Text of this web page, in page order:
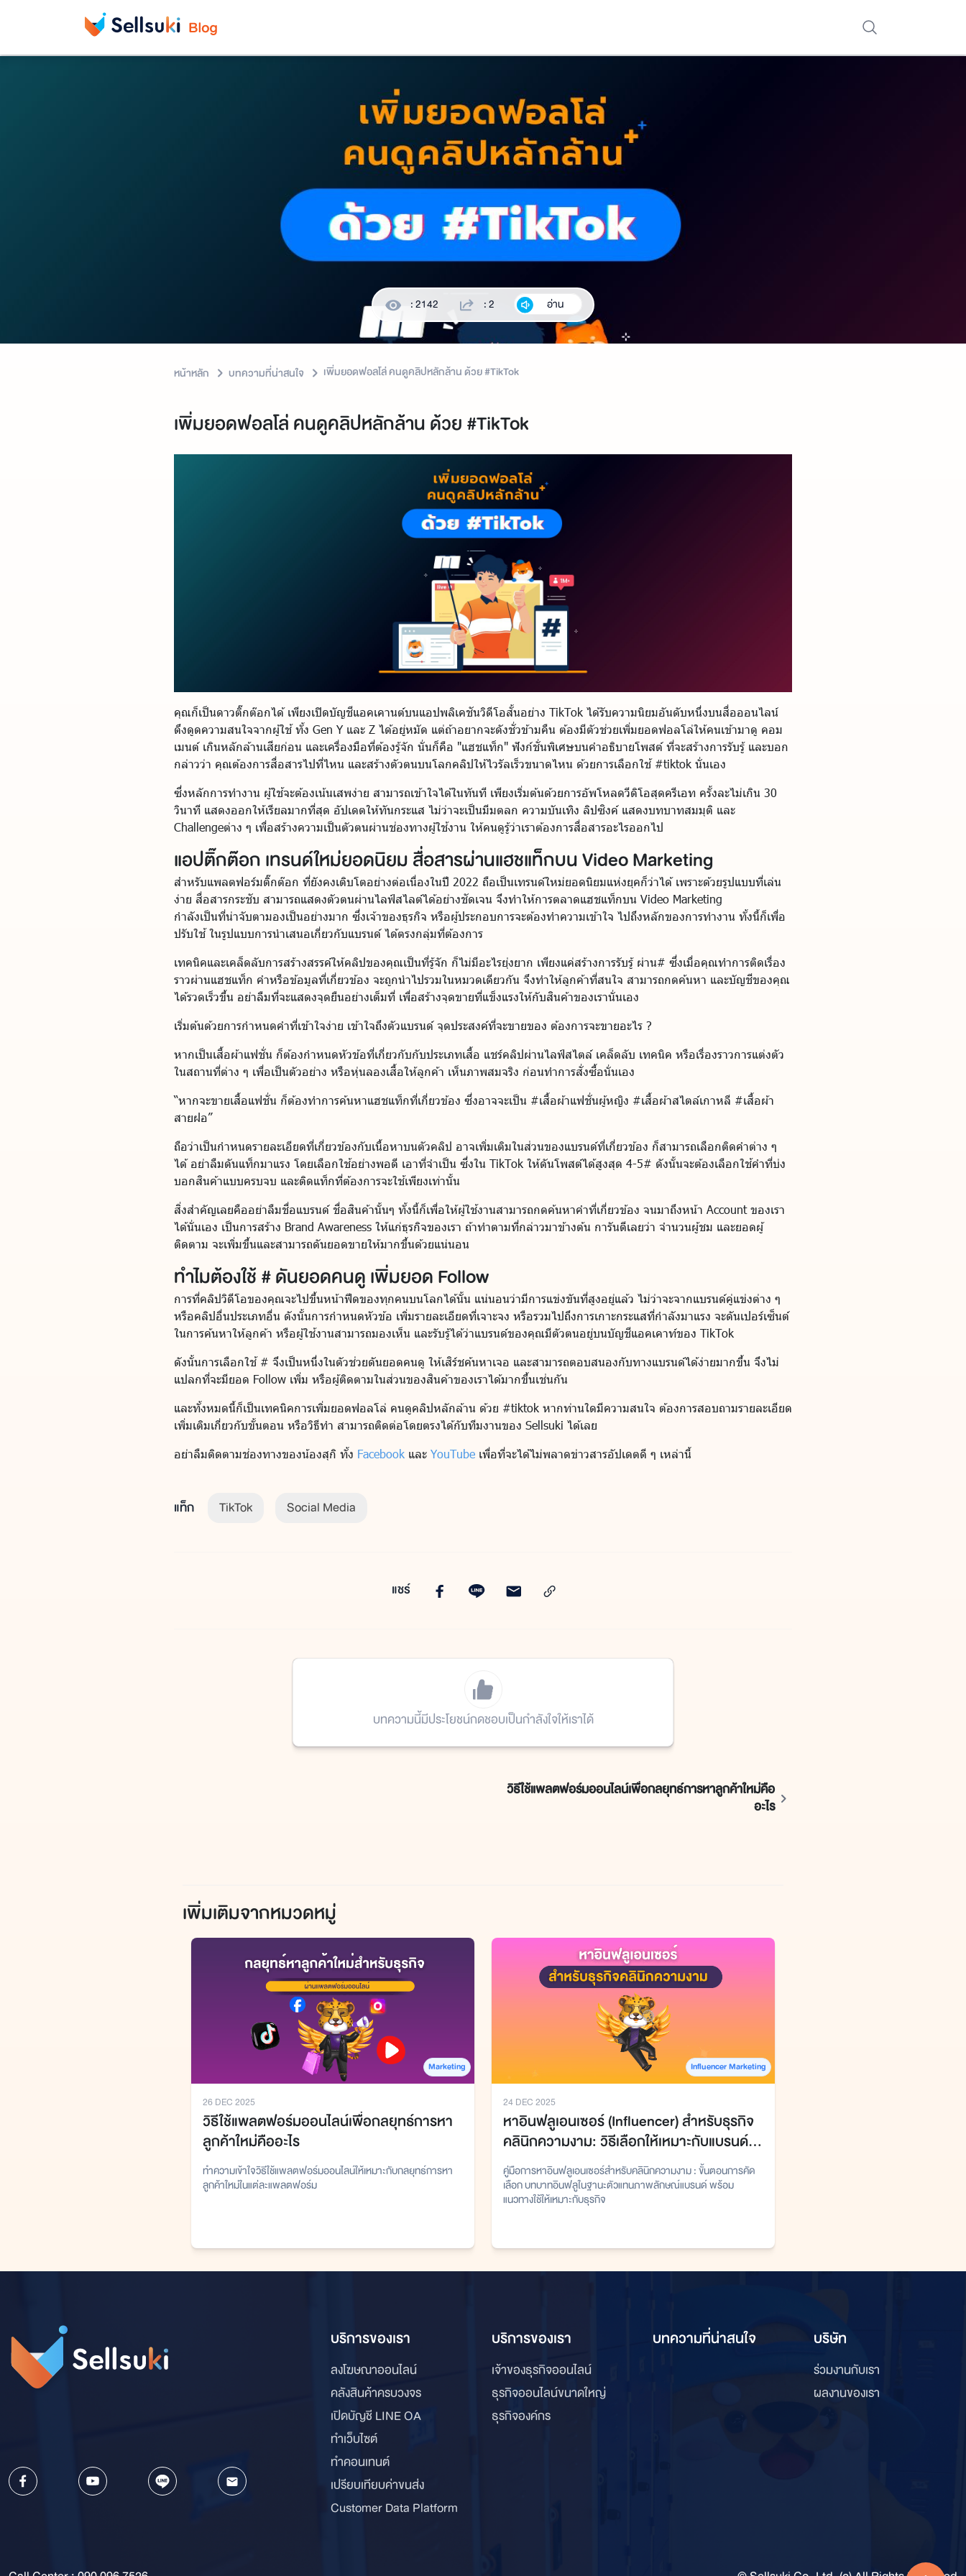
: 2142 : 2 อ่าน
หน้าหลัก บทความที่น่าสนใจ เพิ่มยอดฟอลโล่ คนดูคลิปหลักล้าน ด้วย #TikTok
เพิ่มยอดฟอลโล่ คนดูคลิปหลักล้าน ด้วย #TikTok
คุณก็เป็นดาวติ๊กต๊อกได้ เพียงเปิดบัญชีแอคเคานต์บนแอปพลิเคชันวิดีโอสั้นอย่าง TikTok ได้รับความนิยมอันดับหนึ่งบนสื่อออนไลน์
ดึงดูดความสนใจจากผู้ใช้ ทั้ง Gen Y และ Z ได้อยู่หมัด แต่ถ้าอยากจะดังชั่วข้ามคืน ต้องมีตัวช่วยเพิ่มยอดฟอลโล่ให้คนเข้ามาดู คอม
เมนต์ เกินหลักล้านเสียก่อน และเครื่องมือที่ต้องรู้จัก นั่นก็คือ "แฮชแท็ก" ฟังก์ชั่นพิเศษบนคำอธิบายโพสต์ ที่จะสร้างการรับรู้ และบอก
กล่าวว่า คุณต้องการสื่อสารไปที่ไหน และสร้างตัวตนบนโลกคลิปให้ไวรัลเร็วขนาดไหน ด้วยการเลือกใช้ #tiktok นั่นเอง
ซึ่งหลักการทำงาน ผู้ใช้จะต้องเน้นเสพง่าย สามารถเข้าใจได้ในทันที เพียงเริ่มต้นด้วยการอัพโหลดวีดิโอสุดครีเอท ครั้งละไม่เกิน 30
วินาที แสดงออกให้เรียลมากที่สุด อัปเดตให้ทันกระแส ไม่ว่าจะเป็นมีมตลก ความบันเทิง ลิปซิงค์ แสดงบทบาทสมมุติ และ
Challengeต่าง ๆ เพื่อสร้างความเป็นตัวตนผ่านช่องทางผู้ใช้งาน ให้คนดูรู้ว่าเราต้องการสื่อสารอะไรออกไป
แอปติ๊กต๊อก เทรนด์ใหม่ยอดนิยม สื่อสารผ่านแฮชแท็กบน Video Marketing
สำหรับแพลตฟอร์มติ๊กต๊อก ที่ยังคงเติบโตอย่างต่อเนื่องในปี 2022 ถือเป็นเทรนด์ใหม่ยอดนิยมแห่งยุคก็ว่าได้ เพราะด้วยรูปแบบที่เล่น
ง่าย สื่อสารกระชับ สามารถแสดงตัวตนผ่านไลฟ์สไลต์ได้อย่างชัดเจน จึงทำให้การตลาดแฮชแท็กบน Video Marketing
กำลังเป็นที่น่าจับตามองเป็นอย่างมาก ซึ่งเจ้าของธุรกิจ หรือผู้ประกอบการจะต้องทำความเข้าใจ ไปถึงหลักของการทำงาน ทั้งนี้ก็เพื่อ
ปรับใช้ ในรูปแบบการนำเสนอเกี่ยวกับแบรนด์ ได้ตรงกลุ่มที่ต้องการ
เทคนิคและเคล็ดลับการสร้างสรรค์ให้คลิปของคุณเป็นที่รู้จัก ก็ไม่มีอะไรยุ่งยาก เพียงแค่สร้างการรับรู้ ผ่าน# ซึ่งเมื่อคุณทำการติดเรื่อง
ราวผ่านแฮชแท็ก คำหรือข้อมูลที่เกี่ยวข้อง จะถูกนำไปรวมในหมวดเดียวกัน จึงทำให้ลูกค้าที่สนใจ สามารถกดค้นหา และบัญชีของคุณ
ได้รวดเร็วขึ้น อย่าลืมที่จะแสดงจุดยืนอย่างเต็มที่ เพื่อสร้างจุดขายที่แข็งแรงให้กับสินค้าของเรานั่นเอง
เริ่มต้นด้วยการกำหนดคำที่เข้าใจง่าย เข้าใจถึงตัวแบรนด์ จุดประสงค์ที่จะขายของ ต้องการจะขายอะไร ?
หากเป็นเสื้อผ้าแฟชั่น ก็ต้องกำหนดหัวข้อที่เกี่ยวกับกับประเภทเสื้อ แชร์คลิปผ่านไลฟ์สไตล์ เคล็ดลับ เทคนิค หรือเรื่องราวการแต่งตัว
ในสถานที่ต่าง ๆ เพื่อเป็นตัวอย่าง หรือหุ่นลองเสื้อให้ลูกค้า เห็นภาพสมจริง ก่อนทำการสั่งซื้อนั่นเอง
“หากจะขายเสื้อแฟชั่น ก็ต้องทำการค้นหาแฮชแท็กที่เกี่ยวข้อง ซึ่งอาจจะเป็น #เสื้อผ้าแฟชั่นผู้หญิง #เสื้อผ้าสไตล์เกาหลี #เสื้อผ้า
สายฝอ”
ถือว่าเป็นกำหนดรายละเอียดที่เกี่ยวข้องกับเนื้อหาบนตัวคลิป อาจเพิ่มเติมในส่วนของแบรนด์ที่เกี่ยวข้อง ก็สามารถเลือกติดคำต่าง ๆ
ได้ อย่าลืมดันแท็กมาแรง โดยเลือกใช้อย่างพอดี เอาที่จำเป็น ซึ่งใน TikTok ให้ดันโพสต์ได้สูงสุด 4-5# ดังนั้นจะต้องเลือกใช้คำที่บ่ง
บอกสินค้าแบบครบจบ และติดแท็กที่ต้องการจะใช้เพียงเท่านั้น
สิ่งสำคัญเลยคืออย่าลืมชื่อแบรนด์ ชื่อสินค้านั้นๆ ทั้งนี้ก็เพื่อให้ผู้ใช้งานสามารถกดค้นหาคำที่เกี่ยวข้อง จนมาถึงหน้า Account ของเรา
ได้นั่นเอง เป็นการสร้าง Brand Awareness ให้แก่ธุรกิจของเรา ถ้าทำตามที่กล่าวมาข้างต้น การันตีเลยว่า จำนวนผู้ชม และยอดผู้
ติดตาม จะเพิ่มขึ้นและสามารถดันยอดขายให้มากขึ้นด้วยแน่นอน
ทำไมต้องใช้ # ดันยอดคนดู เพิ่มยอด Follow
การที่คลิปวิดีโอของคุณจะไปขึ้นหน้าฟีดของทุกคนบนโลกได้นั้น แน่นอนว่ามีการแข่งขันที่สูงอยู่แล้ว ไม่ว่าจะจากแบรนด์คู่แข่งต่าง ๆ
หรือคลิปอื่นประเภทอื่น ดังนั้นการกำหนดหัวข้อ เพิ่มรายละเอียดที่เจาะจง หรือรวมไปถึงการเกาะกระแสที่กำลังมาแรง จะดันเปอร์เซ็นต์
ในการค้นหาให้ลูกค้า หรือผู้ใช้งานสามารถมองเห็น และรับรู้ได้ว่าแบรนด์ของคุณมีตัวตนอยู่บนบัญชีแอคเคาท์ของ TikTok
ดังนั้นการเลือกใช้ # จึงเป็นหนึ่งในตัวช่วยดันยอดคนดู ให้เสิร์ชค้นหาเจอ และสามารถตอบสนองกับทางแบรนด์ได้ง่ายมากขึ้น จึงไม่
แปลกที่จะมียอด Follow เพิ่ม หรือผู้ติดตามในส่วนของสินค้าของเราได้มากขึ้นเช่นกัน
และทั้งหมดนี้ก็เป็นเทคนิคการเพิ่มยอดฟอลโล่ คนดูคลิปหลักล้าน ด้วย #tiktok หากท่านใดมีความสนใจ ต้องการสอบถามรายละเอียด
เพิ่มเติมเกี่ยวกับขั้นตอน หรือวิธีทำ สามารถติดต่อโดยตรงได้กับทีมงานของ Sellsuki ได้เลย
อย่าลืมติดตามช่องทางของน้องสุกิ ทั้ง Facebook และ YouTube เพื่อที่จะได้ไม่พลาดข่าวสารอัปเดตดี ๆ เหล่านี้
แท็ก TikTok Social Media
แชร์
บทความนี้มีประโยชน์กดชอบเป็นกำลังใจให้เราได้
วิธีใช้แพลตฟอร์มออนไลน์เพื่อกลยุทธ์การหาลูกค้าใหม่คือ
อะไร
เพิ่มเติมจากหมวดหมู่
Marketing
26 DEC 2025
วิธีใช้แพลตฟอร์มออนไลน์เพื่อกลยุทธ์การหา
ลูกค้าใหม่คืออะไร
ทำความเข้าใจวิธีใช้แพลตฟอร์มออนไลน์ให้เหมาะกับกลยุทธ์การหา
ลูกค้าใหม่ในแต่ละแพลตฟอร์ม
Influencer Marketing
24 DEC 2025
หาอินฟลูเอนเซอร์ (Influencer) สำหรับธุรกิจ
คลินิกความงาม: วิธีเลือกให้เหมาะกับแบรนด์
และงบการตลาด
คู่มือการหาอินฟลูเอนเซอร์สำหรับคลินิกความงาม : ขั้นตอนการคัด
เลือก บทบาทอินฟลูในฐานะตัวแทนภาพลักษณ์แบรนด์ พร้อม
แนวทางใช้ให้เหมาะกับธุรกิจ
บริการของเรา
ลงโฆษณาออนไลน์
คลังสินค้าครบวงจร
เปิดบัญชี LINE OA
ทำเว็บไซต์
ทำคอนเทนต์
เปรียบเทียบค่าขนส่ง
Customer Data Platform
บริการของเรา
เจ้าของธุรกิจออนไลน์
ธุรกิจออนไลน์ขนาดใหญ่
ธุรกิจองค์กร
บทความที่น่าสนใจ บริษัท
ร่วมงานกับเรา
ผลงานของเรา